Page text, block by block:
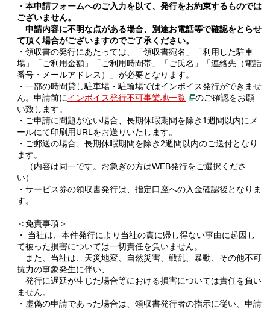
・ 本申請フォームへのご入力を以て、発行をお約束するものでは
ございません。
申請内容に不明な点がある場合、別途お電話等で確認をとらせ
て頂く場合がございますのでご了承ください。
・領収書の発行にあたっては、「領収書宛名」「利用した駐車
場」「ご利用金額」「ご利用時間帯」「ご氏名」「連絡先（電話
番号・メールアドレス）」が必要となります。
・一部の時間貸し駐車場・駐輪場ではインボイス発行ができませ
ん。申請前にインボイス発行不可事業地一覧
のご確認をお願
い致します。
・ご申請に問題がない場合、長期休暇期間を除き1週間以内にメ
ールにて印刷用URLをお送りいたします。
・ご郵送の場合、長期休暇期間を除き2週間以内のご送付となり
ます。
（内容は同一です。お急ぎの方はWEB発行をご選択くださ
い）
・サービス券の領収書発行は、指定口座への入金確認後となりま
す。
＜免責事項＞
・ 当社は、本件発行により当社の責に帰し得ない事由に起因し
て被った損害については一切責任を負いません。
また、当社は、天災地変、自然災害、戦乱、暴動、その他不可
抗力の事象発生に伴い、
発行に遅延が生じた場合等における損害については責任を負い
ません。
・虚偽の申請であった場合は、領収書発行者の指示に従い、申請